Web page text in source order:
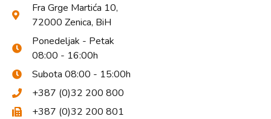
Fra Grge Martića 10,
72000 Zenica, BiH
Ponedeljak - Petak
08:00 - 16:00h
Subota 08:00 - 15:00h
+387 (0)32 200 800
+387 (0)32 200 801